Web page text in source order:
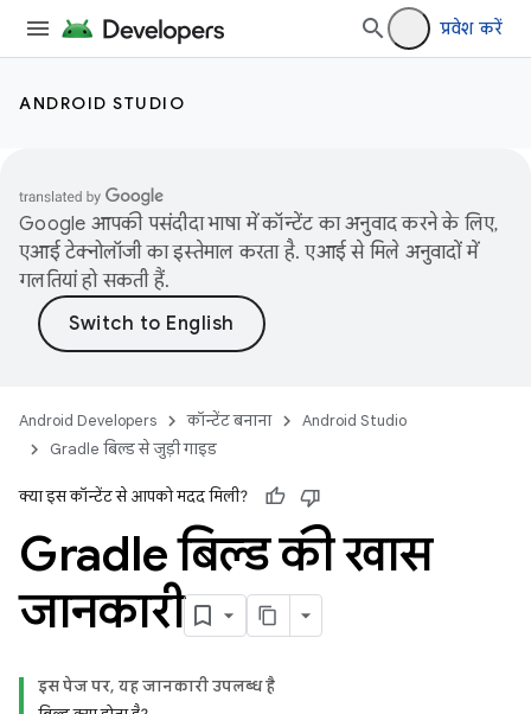
प्रवेश करें
ANDROID STUDIO
Google आपकी पसंदीदा भाषा में कॉन्टेंट का अनुवाद करने के लिए,
एआई टेक्नोलॉजी का इस्तेमाल करता है. एआई से मिले अनुवादों में
गलतियां हो सकती हैं.
Android Developers कॉन्टेंट बनाना
Android Studio
Gradle बिल्ड से जुड़ी गाइड
क्या इस कॉन्टेंट से आपको मदद मिली?
Gradle बिल्ड की खास
जानकारी
इस पेज पर, यह जानकारी उपलब्ध है